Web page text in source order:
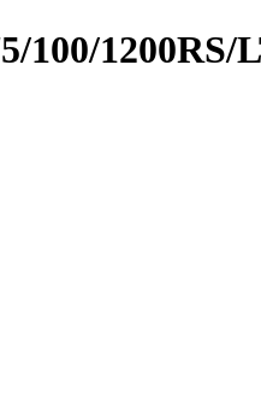
100/1200RS/